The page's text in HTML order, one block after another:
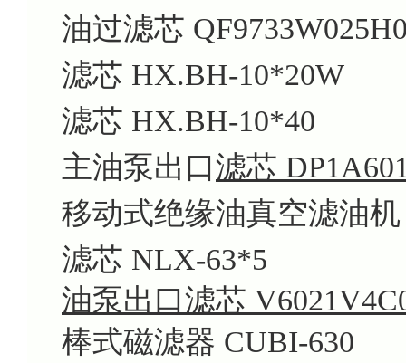
油过滤芯
滤芯 HX.BH-10*20W
滤芯 HX.BH-10*40
主油泵出口滤芯
移动式绝缘油真空滤油
滤芯 NLX-63*5
油泵出口滤芯
棒式磁滤器 CUBI-630